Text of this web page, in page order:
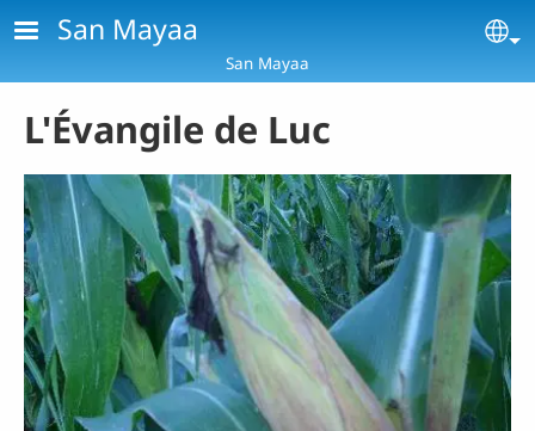
Aller au contenu principal
San Mayaa
San Mayaa
L'Évangile de Luc